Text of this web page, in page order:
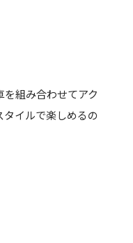
組み合わせてアク
イルで楽しめるの